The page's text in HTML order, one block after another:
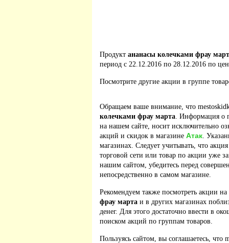
Продукт ананасы колечками фрау
период с 22.12.2016 по 28.12.2016 по
Посмотрите другие акции в группе
Обращаем ваше внимание, что
колечками фрау марта. Информация о
на нашем сайте, носит исключительно
акций и скидок в магазине Атак.
магазинах. Следует учитывать, что
торговой сети или товар по акции уже
нашим сайтом, убедитесь перед
непосредственно в самом магазине.
Рекомендуем также посмотреть акции
фрау марта и в других магазинах
денег. Для этого достаточно ввести в
поиском акций по группам товаров.
Пользуясь сайтом, вы соглашаетесь, что